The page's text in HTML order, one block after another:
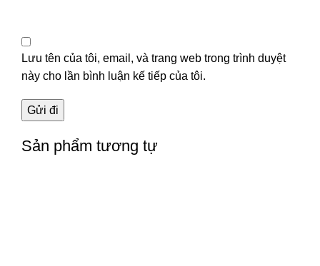
Lưu tên của tôi, email, và trang web trong trình duyệt
này cho lần bình luận kế tiếp của tôi.
Sản phẩm tương tự